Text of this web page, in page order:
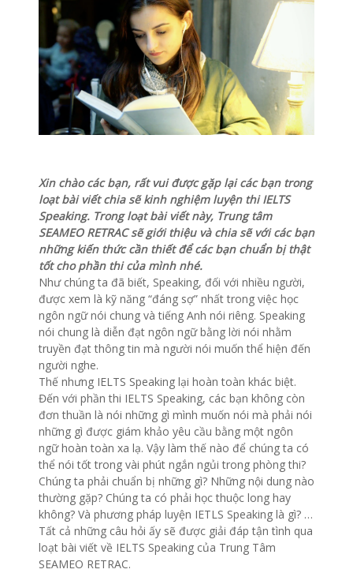
Xin chào các bạn, rất vui được gặp lại các bạn trong
loạt bài viết chia sẽ kinh nghiệm luyện thi IELTS
Speaking. Trong loạt bài viết này, Trung tâm
SEAMEO RETRAC sẽ giới thiệu và chia sẽ với các bạn
những kiến thức cần thiết để các bạn chuẩn bị thật
tốt cho phần thi của mình nhé.
Như chúng ta đã biết, Speaking, đối với nhiều người,
được xem là kỹ năng “đáng sợ” nhất trong việc học
ngôn ngữ nói chung và tiếng Anh nói riêng. Speaking
nói chung là diễn đạt ngôn ngữ bằng lời nói nhằm
truyền đạt thông tin mà người nói muốn thể hiện đến
người nghe.
Thế nhưng IELTS Speaking lại hoàn toàn khác biệt.
Đến với phần thi IELTS Speaking, các bạn không còn
đơn thuần là nói những gì mình muốn nói mà phải nói
những gì được giám khảo yêu cầu bằng một ngôn
ngữ hoàn toàn xa lạ. Vậy làm thế nào để chúng ta có
thể nói tốt trong vài phút ngắn ngủi trong phòng thi?
Chúng ta phải chuẩn bị những gì? Những nội dung nào
thường gặp? Chúng ta có phải học thuộc long hay
không? Và phương pháp luyện IETLS Speaking là gì? …
Tất cả những câu hỏi ấy sẽ được giải đáp tận tình qua
loạt bài viết về IELTS Speaking của Trung Tâm
SEAMEO RETRAC.